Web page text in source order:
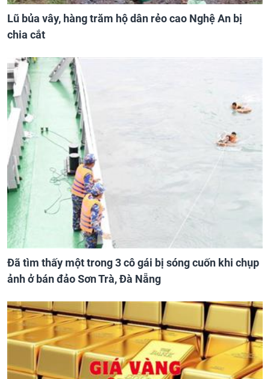
Lũ bủa vây, hàng trăm hộ dân rẻo cao Nghệ An bị
chia cắt
Đã tìm thấy một trong 3 cô gái bị sóng cuốn khi chụp
ảnh ở bán đảo Sơn Trà, Đà Nẵng